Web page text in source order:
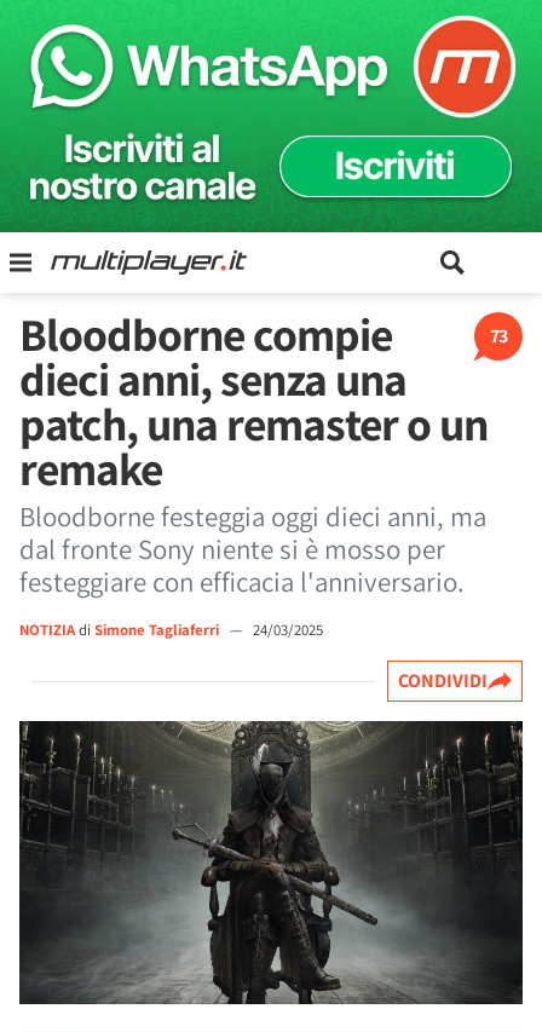
73
Bloodborne compie
dieci anni, senza una
patch, una remaster o un
remake
Bloodborne festeggia oggi dieci anni, ma
dal fronte Sony niente si è mosso per
festeggiare con efficacia l'anniversario.
NOTIZIAdi Simone Tagliaferri — 24/03/2025
CONDIVIDI